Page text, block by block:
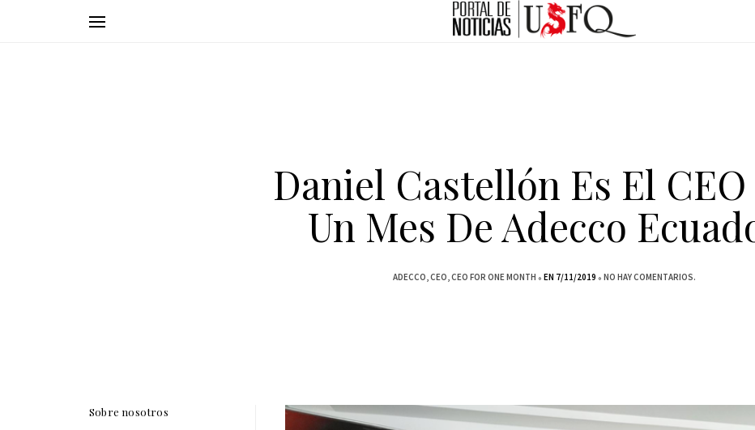
Daniel Castellón Es El
Un Mes De Adecco
ADECCO CEO CEO FOR ONE MONTH EN 7/11/2019 NO HAY COMENTARIOS.
Sobre nosotros